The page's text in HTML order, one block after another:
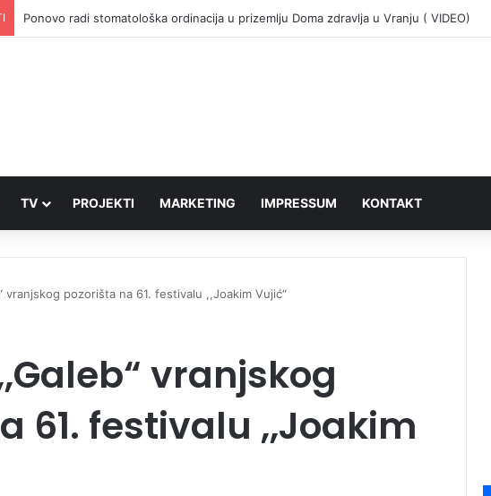
Ponovo radi stomatološka ordinacija u prizemlju Doma zdravlja u Vranju ( VIDEO)
TV PROJEKTI MARKETING IMPRESSUM KONTAKT
vranjskog pozorišta na 61. festivalu ,,Joakim Vujić“
vranjskog
61. festivalu ,,Joakim